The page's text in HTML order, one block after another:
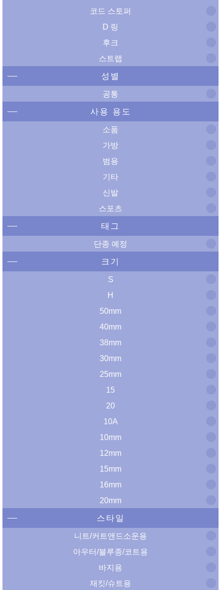
코드 스토퍼
D 링
후크
스트랩
성별
공통
사용 용도
소품
가방
범용
기타
신발
스포츠
태그
단종 예정
크기
S
H
50mm
40mm
38mm
30mm
25mm
15
20
10A
10mm
12mm
15mm
16mm
20mm
스타일
니트/커트앤드소운용
아우터/블루종/코트용
바지용
재킷/슈트용